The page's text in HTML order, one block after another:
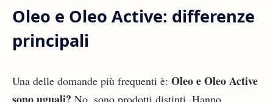
Oleo e Oleo Active: differenze
principali
Una delle domande più frequenti è: Oleo e Oleo Active
No, sono prodotti distinti. Hanno